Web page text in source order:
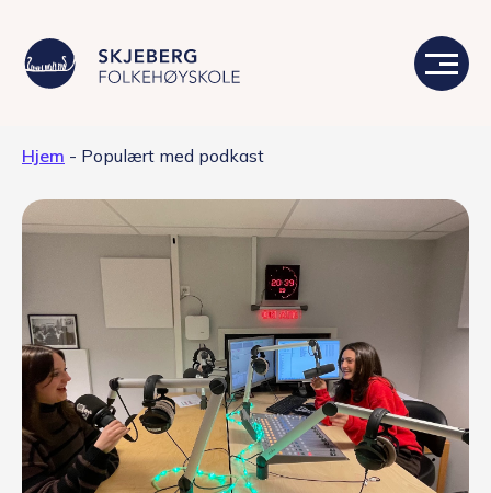
Livet på skolen
Kontakt
Valgfag
Siste nytt
Hjem - Populært med podkast